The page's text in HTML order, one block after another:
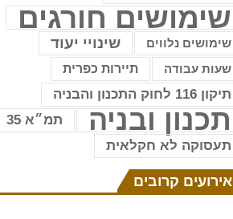
שימושים חורגים
שימושים נלווים שינויי יעוד
שעות עבודה תיירות כפרית
תיקון 116 לחוק התכנון והבניה
תכנון ובניה
תמ״א 35
תעסוקה לא חקלאית
אירועים קרובים